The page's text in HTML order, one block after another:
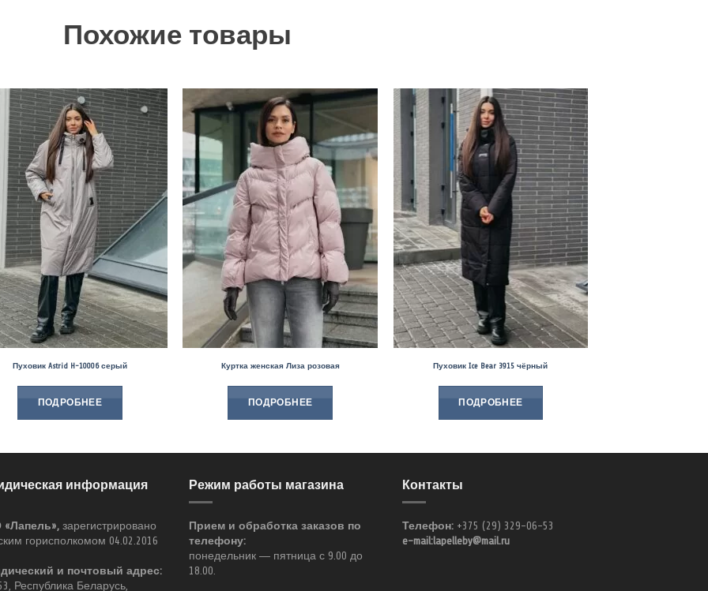
Похожие товары
Добавить
в
избранное
Пуховик Astrid H-10006 серый
ПОДРОБНЕЕ
Добавить
в
избранное
Куртка женская Лиза розовая
ПОДРОБНЕЕ
Добавить
в
избранное
Пуховик Ice Bear 3915 чёрный
ПОДРОБНЕЕ
информация
зарегистрировано
горисполкомом 04.02.2016
и почтовый адрес:
Республика Беларусь,
Режим работы магазина
Прием и обработка заказов по
телефону:
понедельник — пятница с 9.00 до
18.00.
Контакты
Телефон:+375 (29) 329-06-53
e-mail:lapelleby@mail.ru